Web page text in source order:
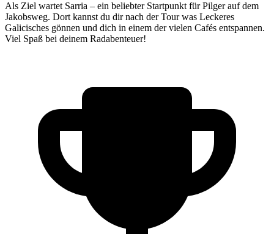
Als Ziel wartet Sarria – ein beliebter Startpunkt für Pilger auf dem
Jakobsweg. Dort kannst du dir nach der Tour was Leckeres
Galicisches gönnen und dich in einem der vielen Cafés entspannen.
Viel Spaß bei deinem Radabenteuer!